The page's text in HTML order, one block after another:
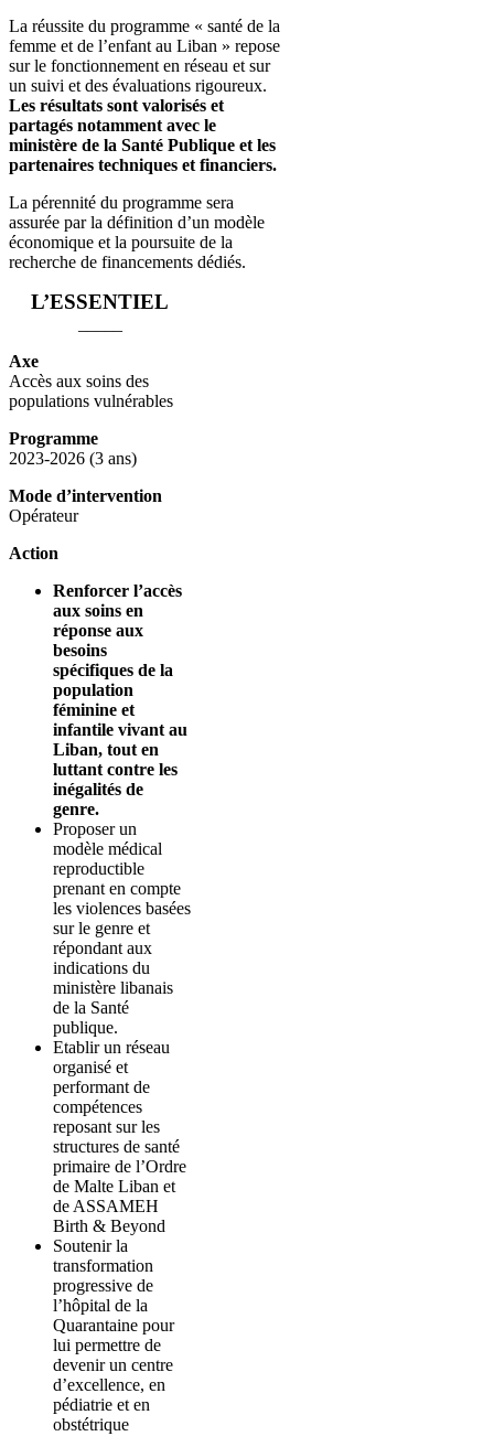
La réussite du programme « santé de la
femme et de l’enfant au Liban » repose
sur le fonctionnement en réseau et sur
un suivi et des évaluations rigoureux.
Les résultats sont valorisés et
partagés notamment avec le
ministère de la Santé Publique et les
partenaires techniques et financiers.
La pérennité du programme sera
assurée par la définition d’un modèle
économique et la poursuite de la
recherche de financements dédiés.
L’ESSENTIEL
Axe
Accès aux soins des
populations vulnérables
Programme
2023-2026 (3 ans)
Mode d’intervention
Opérateur
Action
Renforcer l’accès
aux soins en
réponse aux
besoins
spécifiques de la
population
féminine et
infantile vivant au
Liban, tout en
luttant contre les
inégalités de
genre.
Proposer un
modèle médical
reproductible
prenant en compte
les violences basées
sur le genre et
répondant aux
indications du
ministère libanais
de la Santé
publique.
Etablir un réseau
organisé et
performant de
compétences
reposant sur les
structures de santé
primaire de l’Ordre
de Malte Liban et
de ASSAMEH
Birth & Beyond
Soutenir la
transformation
progressive de
l’hôpital de la
Quarantaine pour
lui permettre de
devenir un centre
d’excellence, en
pédiatrie et en
obstétrique